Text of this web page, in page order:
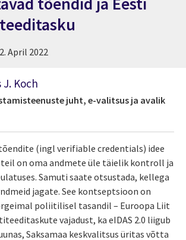
April 2022
J. Koch
juht, e-valitsus ja avalik
(ingl verifiable credentials) idee
on oma andmete üle täielik kontroll ja
Samuti saate otsustada, kellega
jagate. See kontseptsioon on
poliitilisel tasandil – Euroopa Liit
vajadust, ka eIDAS 2.0 liigub
Saksamaa keskvalitsus üritas võtta